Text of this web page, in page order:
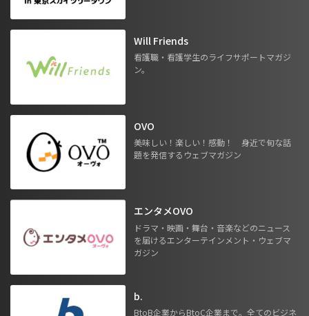
Will Friends
看護職・看護学生のライフサポートマガジ
ン。
OVO
美味しい！楽しい！感動！ 身近で旬な話
題を発信するウェブマガジン
エンタメOVO
ドラマ・映画・舞台・音楽などのニュース
を届けるエンターテインメント・ウェブマ
ガジン
b.
BtoB企業からBtoC企業まで。全てのビジネ